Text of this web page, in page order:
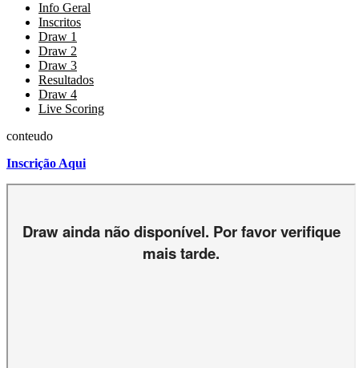
Info Geral
Inscritos
Draw 1
Draw 2
Draw 3
Resultados
Draw 4
Live Scoring
conteudo
Inscrição Aqui